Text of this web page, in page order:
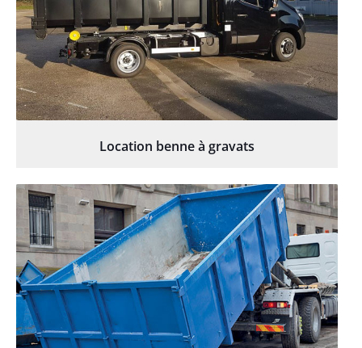
Location benne à gravats